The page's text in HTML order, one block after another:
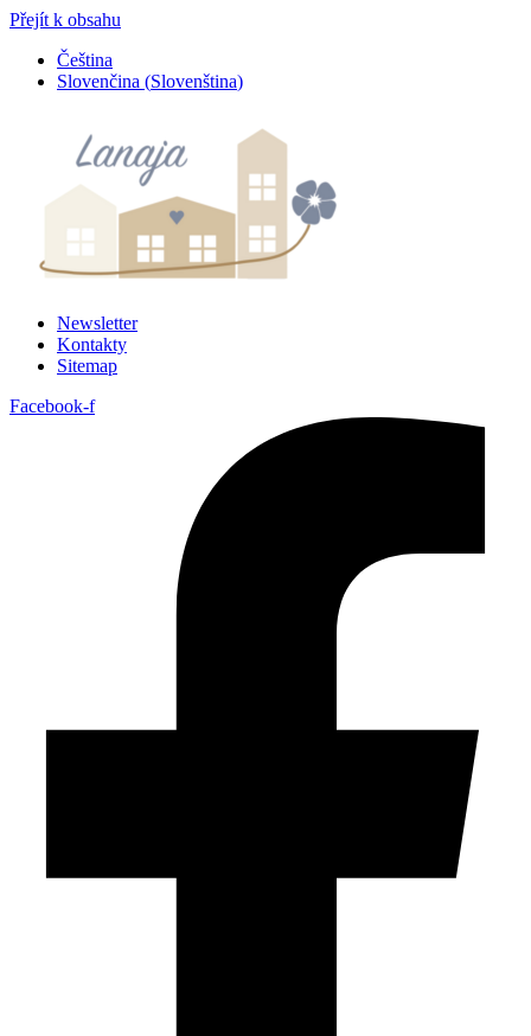
Přejít k obsahu
Čeština
Slovenčina (Slovenština)
Newsletter
Kontakty
Sitemap
Facebook-f